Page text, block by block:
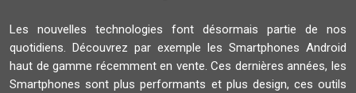
Les nouvelles technologies font désormais partie de nos
quotidiens. Découvrez par exemple les Smartphones Android
haut de gamme récemment en vente. Ces dernières années, les
Smartphones sont plus performants et plus design, ces outils